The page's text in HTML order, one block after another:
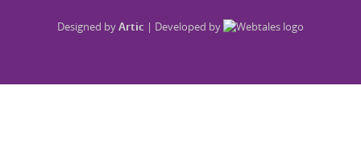
Designed byArtic | Developed by